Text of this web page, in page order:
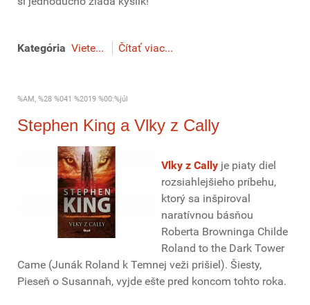
Kategória Viete... Čítať viac...
%AM, %28 %041 %2019 %00:%júl
Stephen King a Vlky z Cally
Vlky z Cally je piaty diel
rozsiahlejšieho príbehu,
ktorý sa inšpiroval
naratívnou básňou
Roberta Browninga Childe
Roland to the Dark Tower
Came (Junák Roland k Temnej veži prišiel). Šiesty,
Pieseň o Susannah, vyjde ešte pred koncom tohto roka.